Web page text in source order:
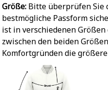
Größe: Bitte überprüfen Sie
bestmögliche Passform
ist in verschiedenen
zwischen den beiden
Komfortgründen die